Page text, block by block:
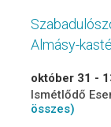
Almásy-
október 31 -
Ismétlődő
összes)